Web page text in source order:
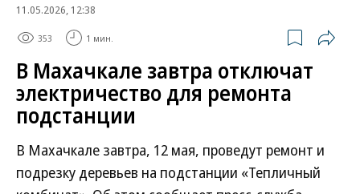
11.05.2026, 12:38
353 1 мин.
В Махачкале завтра отключат
электричество для ремонта
подстанции
В Махачкале завтра, 12 мая, проведут ремонт и
подрезку деревьев на подстанции «Тепличный